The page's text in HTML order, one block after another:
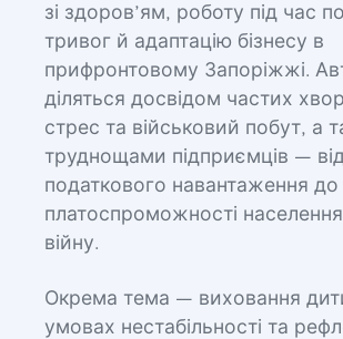
зі здоров’ям, роботу під час
тривог й адаптацію бізнесу в
прифронтовому Запоріжжі.
діляться досвідом частих
стрес та військовий побут, а
труднощами підприємців —
податкового навантаження до
платоспроможності
війну.
Окрема тема — виховання
умовах нестабільності та